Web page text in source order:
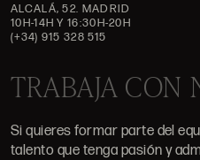
ALCALÁ, 52. MADRID
10H-14H Y 16:30H-20H
(+34) 915 328 515
TRABAJA CON
Si quieres formar parte del
talento que tenga pasión y